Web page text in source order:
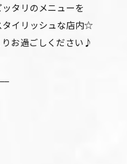
タリのメニューを
イリッシュな店内☆
お過ごしください♪